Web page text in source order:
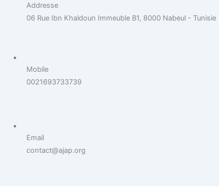
Addresse
06 Rue Ibn Khaldoun Immeuble B1, 8000 Nabeul - Tunisie
Mobile
0021693733739
Email
contact@ajap.org